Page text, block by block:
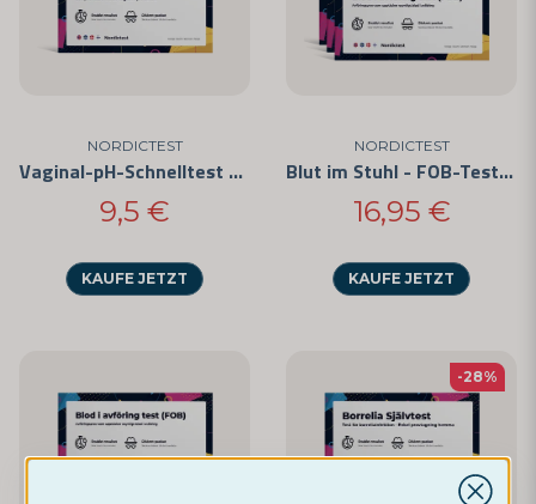
Kortisoltest: Messen Sie Ihre Cortisolspiegel im
Speichel und bewältigen Sie stressbedingte Probleme.
Sie heute die Kontrolle über Ihre Gesundheit. Wir setzen uns dafür
ein, Gesundheitskontrollen für Sie zugänglich und einfach zu
gestalten, damit Sie ein Leben mit besserer Gesundheit und
NORDICTEST
Vaginal-pH-Schnelltest für den Heimgebrauch
9,5 €
KAUFE JETZT
NORDICTEST
Blut im Stuhl - FOB-Test (3er-Pack)
16,95 €
KAUFE JETZT
-28%